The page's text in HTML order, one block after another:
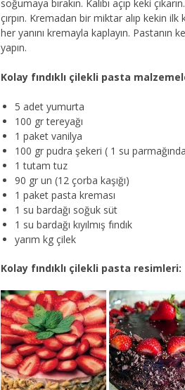
soğumaya bırakın. Kalıbı açıp keki
çırpın. Kremadan bir miktar alıp kekin ilk
her yanını kremayla kaplayın. Pastanın
yapın.
Kolay fındıklı çilekli pasta
5 adet yumurta
100 gr tereyağı
1 paket vanilya
100 gr pudra şekeri ( 1 su
1 tutam tuz
90 gr un (12 çorba kaşığı)
1 paket pasta kreması
1 su bardağı soğuk süt
1 su bardağı kıyılmış fındık
yarım kg çilek
Kolay fındıklı çilekli pasta resimleri: